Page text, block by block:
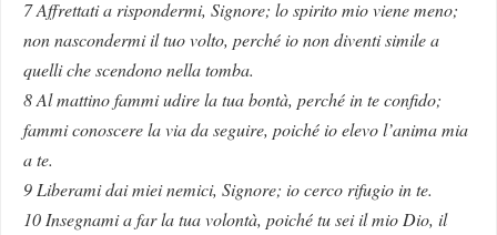
7 Affrettati a rispondermi, Signore; lo spirito mio viene meno;
non nascondermi il tuo volto, perché io non diventi simile a
quelli che scendono nella tomba.
8 Al mattino fammi udire la tua bontà, perché in te confido;
fammi conoscere la via da seguire, poiché io elevo l’anima mia
a te.
9 Liberami dai miei nemici, Signore; io cerco rifugio in te.
10 Insegnami a far la tua volontà, poiché tu sei il mio Dio, il